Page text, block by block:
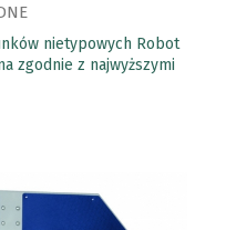
nietypowych Robot
zgodnie z najwyższymi